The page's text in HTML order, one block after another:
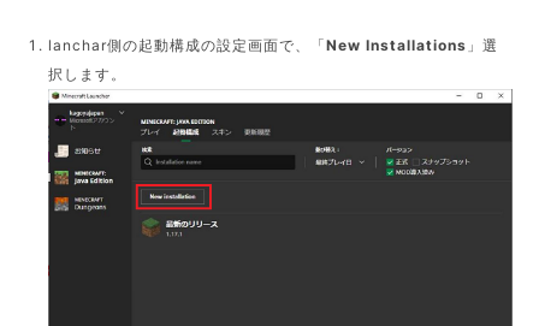
lanchar側の起動構成の設定画面で、「New Installations 」選
択します。